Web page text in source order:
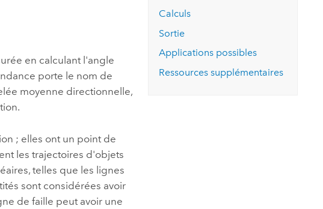
Explorer ce cours
géospatial
Lire le récit
en calculant l'angle
porte le nom de
moyenne directionnelle,
; elles ont un point de
les trajectoires d'objets
telles que les lignes
sont considérées avoir
de faille peut avoir une
Calculs
Sortie
Applications possibles
Ressources supplémentaires